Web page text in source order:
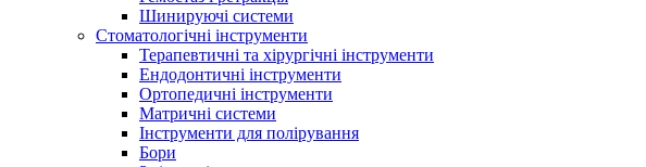
Шинируючі системи
Стоматологічні інструменти
Терапевтичні та хірургічні інструменти
Ендодонтичні інструменти
Ортопедичні інструменти
Матричні системи
Інструменти для полірування
Бори